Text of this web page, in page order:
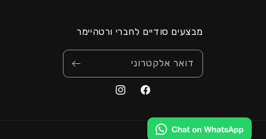
מבצעים סודיים לחברי ורטהיימר
דואר אלקטרוני